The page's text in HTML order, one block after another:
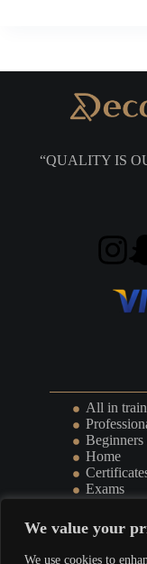
We value your
We use cookies to
“QUALITY IS
All in
Home
Exams